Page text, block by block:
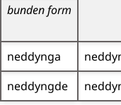
bunden form
neddynga
neddyngde